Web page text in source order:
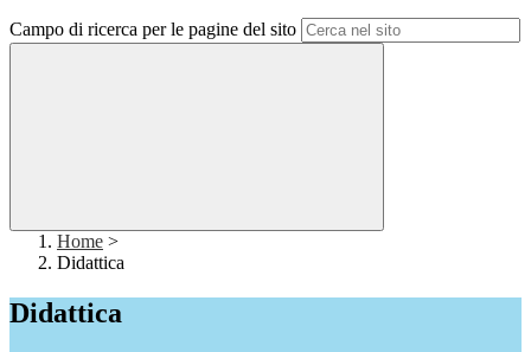
Campo di ricerca per le pagine del sito
Home >
Didattica
Didattica